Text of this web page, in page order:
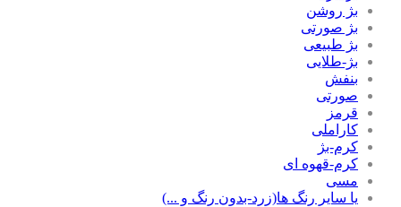
بژ روشن
بژ صورتی
بژ طبیعی
بژ-طلایی
بنفش
صورتی
قرمز
کاراملی
کرم-بژ
کرم-قهوه ای
مسی
یا سایر رنگ ها(زرد-بدون رنگ و ...)